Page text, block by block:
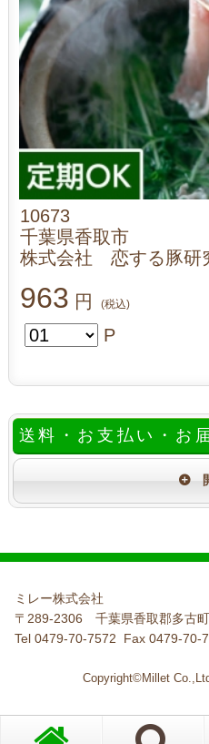
10673
千葉県香取市
株式会社 恋する豚研
963 円 (税込)
P
送料・お支払い・お
ミレー株式会社
〒289-2306 千葉県香取郡多古
Tel 0479-70-7572 Fax 0479-70-
Copyright©Millet